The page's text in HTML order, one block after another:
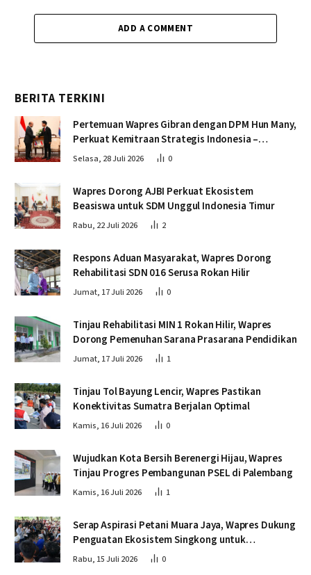
ADD A COMMENT
BERITA TERKINI
Pertemuan Wapres Gibran dengan DPM Hun Many,
Perkuat Kemitraan Strategis Indonesia –
Kamboja
Selasa, 28 Juli 2026 0
Wapres Dorong AJBI Perkuat Ekosistem
Beasiswa untuk SDM Unggul Indonesia Timur
Rabu, 22 Juli 2026 2
Respons Aduan Masyarakat, Wapres Dorong
Rehabilitasi SDN 016 Serusa Rokan Hilir
Jumat, 17 Juli 2026 0
Tinjau Rehabilitasi MIN 1 Rokan Hilir, Wapres
Dorong Pemenuhan Sarana Prasarana Pendidikan
Jumat, 17 Juli 2026 1
Tinjau Tol Bayung Lencir, Wapres Pastikan
Konektivitas Sumatra Berjalan Optimal
Kamis, 16 Juli 2026 0
Wujudkan Kota Bersih Berenergi Hijau, Wapres
Tinjau Progres Pembangunan PSEL di Palembang
Kamis, 16 Juli 2026 1
Serap Aspirasi Petani Muara Jaya, Wapres Dukung
Penguatan Ekosistem Singkong untuk
Swasembada Pangan
Rabu, 15 Juli 2026 0